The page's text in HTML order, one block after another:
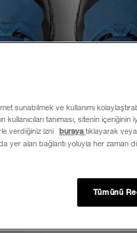
sunabilmek ve kullanımı
kullanıcıları tanıması, sitenin
verdiğiniz izni
burayatıklayarak
yer alan bağlantı yoluyla her zaman
Tümünü